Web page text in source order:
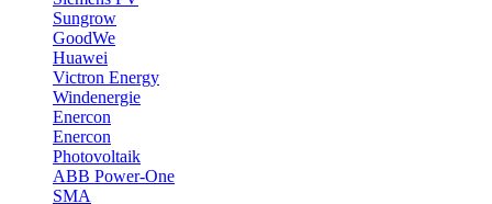
Sungrow
GoodWe
Huawei
Victron Energy
Windenergie
Enercon
Enercon
Photovoltaik
ABB Power-One
SMA